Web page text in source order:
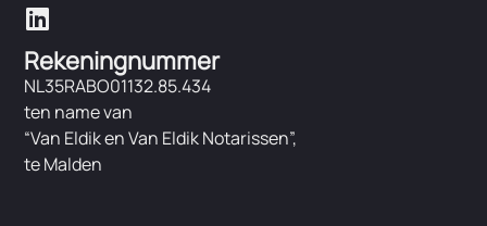
Rekeningnummer
NL35RABO01132.85.434
ten name van
“Van Eldik en Van Eldik Notarissen”,
te Malden